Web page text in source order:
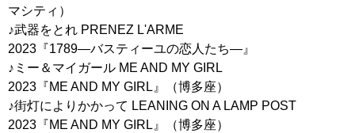
マシティ）
♪武器をとれ PRENEZ L'ARME
2023『1789―バスティーユの恋人たち―』
♪ミー＆マイガール ME AND MY GIRL
2023『ME AND MY GIRL』（博多座）
♪街灯によりかかって LEANING ON A LAMP POST
2023『ME AND MY GIRL』（博多座）